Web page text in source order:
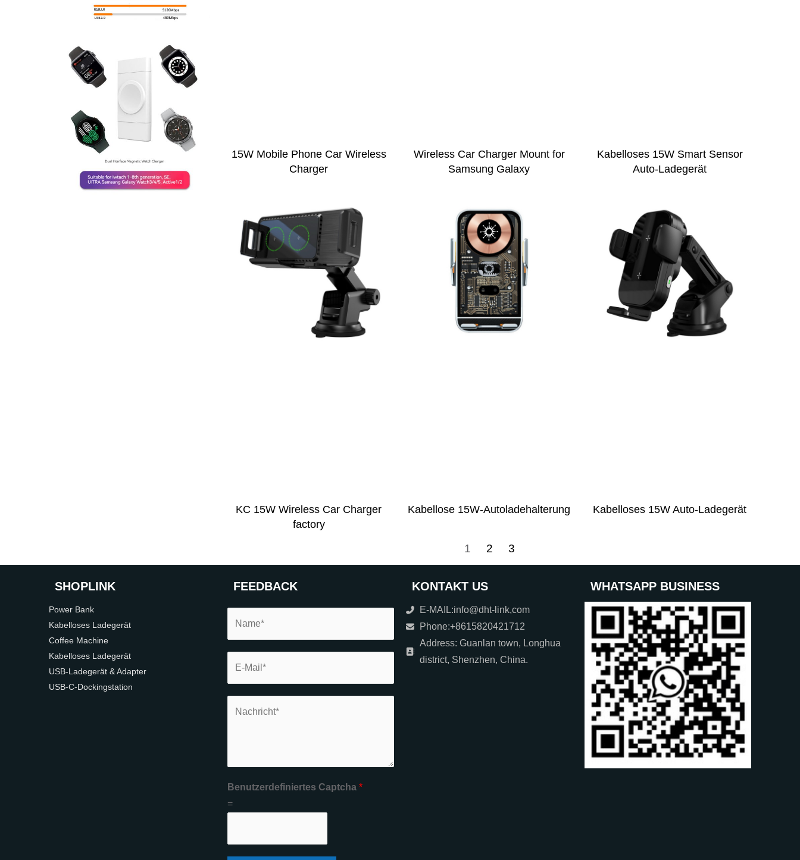
15W Mobile Phone Car Wireless
Charger
Wireless Car Charger Mount for
Samsung Galaxy
Kabelloses 15W Smart Sensor
Auto-Ladegerät
KC 15W Wireless Car Charger
factory
Kabellose 15W-Autoladehalterung Kabelloses 15W Auto-Ladegerät
1 2 3
SHOPLINK
Power Bank
Kabelloses Ladegerät
Coffee Machine
Kabelloses Ladegerät
USB-Ladegerät & Adapter
USB-C-Dockingstation
FEEDBACK
Benutzerdefiniertes Captcha *
=
KONTAKT US
E-MAIL:info@dht-link,com
Phone:+8615820421712
Address: Guanlan town, Longhua
district, Shenzhen, China.
WHATSAPP BUSINESS